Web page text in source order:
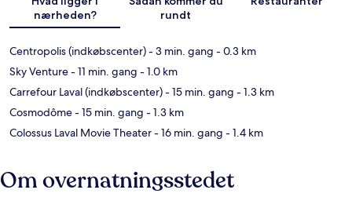
nærheden?
rundt
Centropolis (indkøbscenter)- 3 min. gang - 0.3 km
Sky Venture- 11 min. gang - 1.0 km
Carrefour Laval (indkøbscenter)- 15 min. gang - 1.3 km
Cosmodôme- 15 min. gang - 1.3 km
Colossus Laval Movie Theater- 16 min. gang - 1.4 km
Om overnatningsstedet